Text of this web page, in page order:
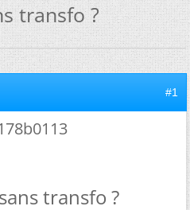
transfo ?
#1
transfo ?